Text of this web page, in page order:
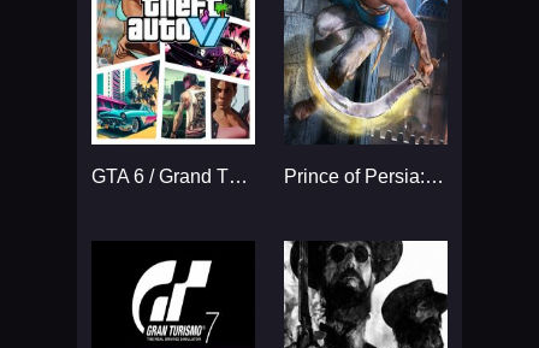
GTA 6 / Grand Theft Auto VI Prince of Persia: The Sands